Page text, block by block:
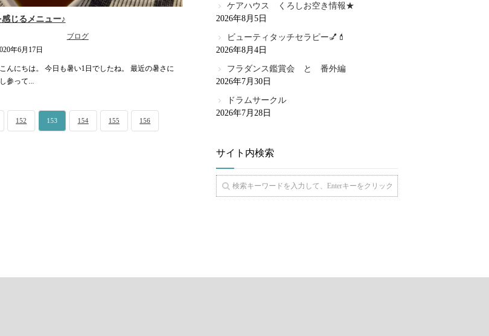
じるメニュー♪
ブログ
年6月17日
んにちは。 今日も暑い1日でしたね。 最近の暑さに
参って...
152 153 154 155 156
ケアハウス くろしお空き情報★
2026年8月5日
ビューティタッチセラピー💅💄
2026年8月4日
フラダンス鑑賞会 と 番外編
2026年7月30日
ドラムサークル
2026年7月28日
サイト内検索